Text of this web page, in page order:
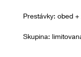
Prestávky: obed
Skupina: